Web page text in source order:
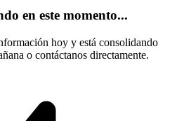
en este momento...
hoy y está consolidando
o contáctanos directamente.